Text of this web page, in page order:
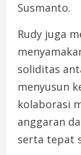
Susmanto.
Rudy juga
soliditas
menyusun
kolaborasi
anggaran
serta tepat